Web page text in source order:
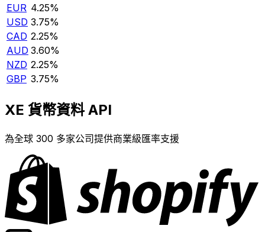
EUR 4.25%
USD 3.75%
CAD 2.25%
AUD 3.60%
NZD 2.25%
GBP 3.75%
XE 貨幣資料 API
為全球 300 多家公司提供商業級匯率支援